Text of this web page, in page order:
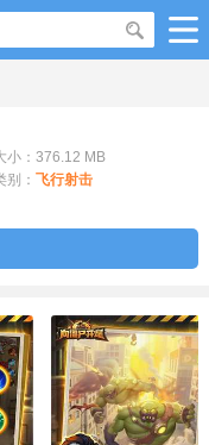
小：376.12 MB
别： 飞行射击